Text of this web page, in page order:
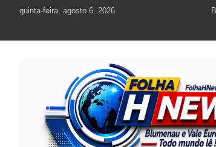
quinta-feira, agosto 6, 2026